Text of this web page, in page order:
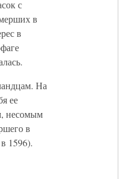
с
в
в
На
ее
несомым
в
1596).